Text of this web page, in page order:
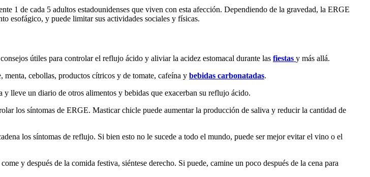
1 de cada 5 adultos estadounidenses que viven con esta afección. Dependiendo de la gravedad, la ERGE
esofágico, y puede limitar sus actividades sociales y físicas.
útiles para controlar el reflujo ácido y aliviar la acidez estomacal durante las fiestas y más allá.
menta, cebollas, productos cítricos y de tomate, cafeína y bebidas carbonatadas.
lleve un diario de otros alimentos y bebidas que exacerban su reflujo ácido.
los síntomas de ERGE. Masticar chicle puede aumentar la producción de saliva y reducir la cantidad de
los síntomas de reflujo. Si bien esto no le sucede a todo el mundo, puede ser mejor evitar el vino o el
y después de la comida festiva, siéntese derecho. Si puede, camine un poco después de la cena para